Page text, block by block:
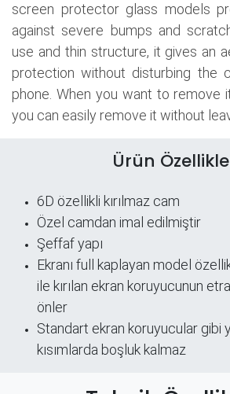
screen protector glass models
against severe bumps and
use and thin structure, it gives an
protection without disturbing the
phone. When you want to remove
you can easily remove it without
Ürün
6D özellikli kırılmaz cam
Özel camdan imal edilmiştir
Şeffaf yapı
​Ekranı full kaplayan model
ile kırılan ekran koruyucunun
önler
Standart ekran koruyucular gibi
kısımlarda boşluk kalmaz